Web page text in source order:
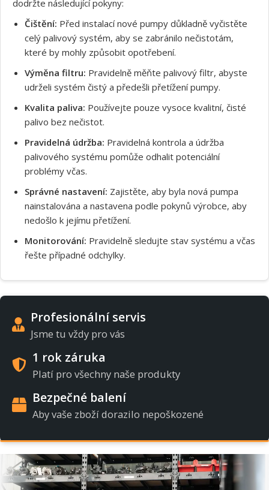
dodržte následující pokyny:
Čištění: Před instalací nové pumpy důkladně vyčistěte
celý palivový systém, aby se zabránilo nečistotám,
které by mohly způsobit opotřebení.
Výměna filtru: Pravidelně měňte palivový filtr, abyste
udrželi systém čistý a předešli přetížení pumpy.
Kvalita paliva: Používejte pouze vysoce kvalitní, čisté
palivo bez nečistot.
Pravidelná údržba: Pravidelná kontrola a údržba
palivového systému pomůže odhalit potenciální
problémy včas.
Správné nastavení: Zajistěte, aby byla nová pumpa
nainstalována a nastavena podle pokynů výrobce, aby
nedošlo k jejímu přetížení.
Monitorování: Pravidelně sledujte stav systému a včas
řešte případné odchylky.
Profesionální servis
Jsme tu vždy pro vás
1 rok záruka
Platí pro všechny naše produkty
Bezpečné balení
Aby vaše zboží dorazilo nepoškozené